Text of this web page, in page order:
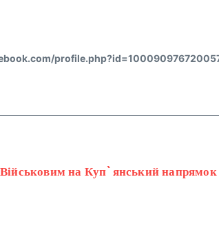
Військовим на Куп`янський напрямок